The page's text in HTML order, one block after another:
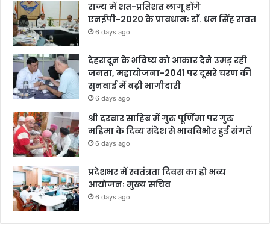
राज्य में शत-प्रतिशत लागू होंगे
एनईपी-2020 के प्रावधानः डाॅ. धन सिंह रावत
6 days ago
देहरादून के भविष्य को आकार देने उमड़ रही
जनता, महायोजना-2041 पर दूसरे चरण की
सुनवाई में बढ़ी भागीदारी
6 days ago
श्री दरबार साहिब में गुरु पूर्णिमा पर गुरु
महिमा के दिव्य संदेश से भावविभोर हुई संगतें
6 days ago
प्रदेशभर में स्वतंत्रता दिवस का हो भव्य
आयोजनः मुख्य सचिव
6 days ago